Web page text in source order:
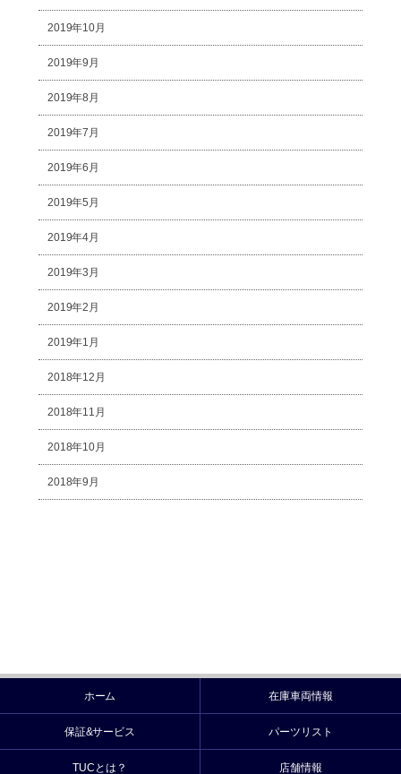
2019年10月
2019年9月
2019年8月
2019年7月
2019年6月
2019年5月
2019年4月
2019年3月
2019年2月
2019年1月
2018年12月
2018年11月
2018年10月
2018年9月
ホーム 在庫車両情報
保証&サービス パーツリスト
TUCとは？ 店舗情報